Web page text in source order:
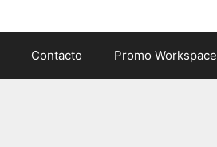
Contacto Promo Workspace